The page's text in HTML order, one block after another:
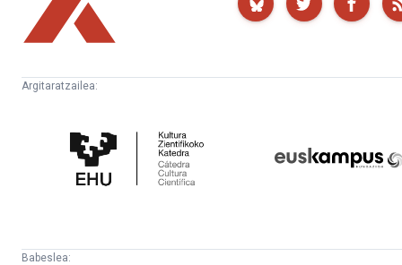
Argitaratzailea:
Zientifikoko
Katedra
Babeslea: